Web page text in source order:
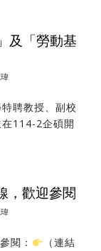
及「勞動基
聘教授、副校
114-2企碩開
，歡迎參閱
閱：
（連結